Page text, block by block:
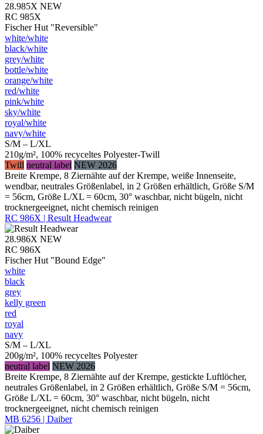
28.985X NEW
RC 985X
Fischer Hut "Reversible"
white/​white
black/​white
grey/​white
bottle/​white
orange/​white
red/​white
pink/​white
sky/​white
royal/​white
navy/​white
S/M – L/XL
210g/m², 100% recyceltes Polyester-Twill
Twill neutral label NEW 2026
Breite Krempe, 8 Ziernähte auf der Krempe, weiße Innenseite,
wendbar, neutrales Größenlabel, in 2 Größen erhältlich, Größe S/M
= 56cm, Größe L/XL = 60cm, 30° waschbar, nicht bügeln, nicht
trocknergeeignet, nicht chemisch reinigen
RC 986X | Result Headwear
28.986X NEW
RC 986X
Fischer Hut "Bound Edge"
white
black
grey
kelly green
red
royal
navy
S/M – L/XL
200g/m², 100% recyceltes Polyester
neutral label NEW 2026
Breite Krempe, 8 Ziernähte auf der Krempe, gestickte Luftlöcher,
neutrales Größenlabel, in 2 Größen erhältlich, Größe S/M = 56cm,
Größe L/XL = 60cm, 30° waschbar, nicht bügeln, nicht
trocknergeeignet, nicht chemisch reinigen
MB 6256 | Daiber